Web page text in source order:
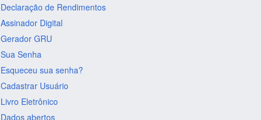
Declaração de Rendimentos
Assinador Digital
Gerador GRU
Sua Senha
Esqueceu sua senha?
Cadastrar Usuário
Livro Eletrônico
Dados abertos